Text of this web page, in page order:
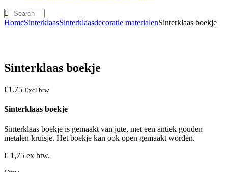
HomeSinterklaasSinterklaasdecoratie materialenSinterklaas boekje
Sinterklaas boekje
€1 .75 Excl btw
Sinterklaas boekje
Sinterklaas boekje is gemaakt van jute, met een antiek gouden
metalen kruisje. Het boekje kan ook open gemaakt worden.
€ 1,75 ex btw.